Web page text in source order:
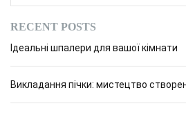
RECENT POSTS
Ідеальні шпалери для вашої кімнати
Викладання пічки: мистецтво